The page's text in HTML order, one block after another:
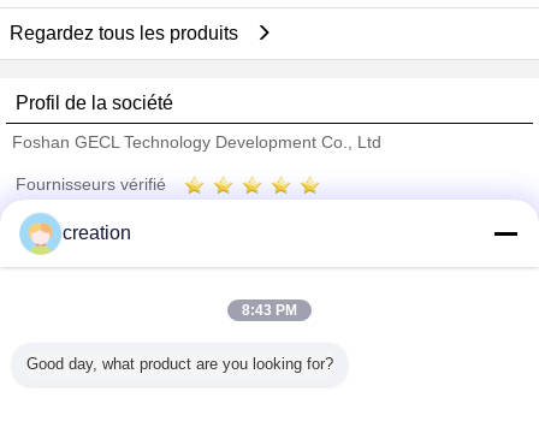
Regardez tous les produits
Profil de la société
Foshan GECL Technology Development Co., Ltd
Fournisseurs vérifié
Trust Seal
Tous les produits
creation
8:43 PM
Good day, what product are you looking for?